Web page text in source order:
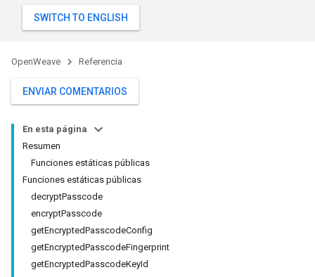
OpenWeave Referencia
ENVIAR COMENTARIOS
En esta página
Resumen
Funciones estáticas públicas
Funciones estáticas públicas
decryptPasscode
encryptPasscode
getEncryptedPasscodeConfig
getEncryptedPasscodeFingerprint
getEncryptedPasscodeKeyId